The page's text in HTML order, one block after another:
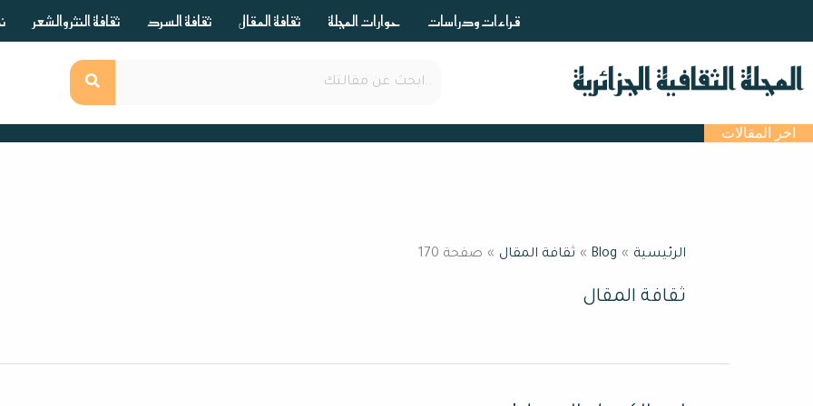
المحتوى
قراءات ودراسات حوارات المجلة ثقافة المقال ثقافة السرد ثقافة النثر والشعر
اخر المقالات
الرئيسية Blog ثقافة المقال صفحة 170
ثقافة المقال